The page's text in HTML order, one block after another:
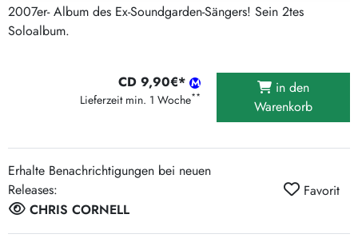
2007er- Album des Ex-Soundgarden-Sängers! Sein 2tes
Soloalbum.
CD 9,90€*
Lieferzeit min. 1 Woche**
in den
Warenkorb
Erhalte Benachrichtigungen bei neuen
Releases:
CHRIS CORNELL
Favorit